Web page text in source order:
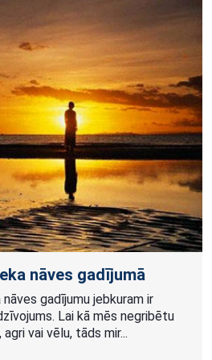
nāves gadījumā
gadījumu jebkuram ir
Lai kā mēs negribētu
vai vēlu, tāds mir...